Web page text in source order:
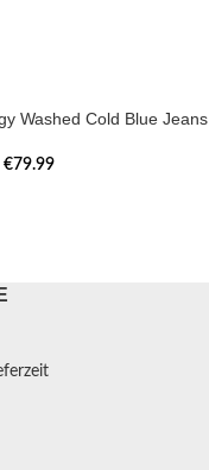
Washed Cold Blue Jeans
€79.99